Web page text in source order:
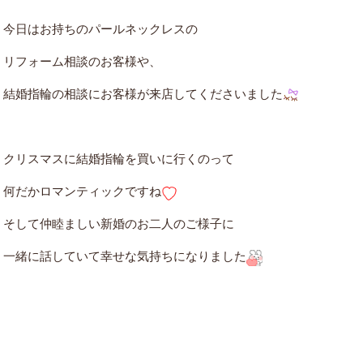
今日はお持ちのパールネックレスの
リフォーム相談のお客様や、
結婚指輪の相談にお客様が来店してくださいました
クリスマスに結婚指輪を買いに行くのって
何だかロマンティックですね
そして仲睦ましい新婚のお二人のご様子に
一緒に話していて幸せな気持ちになりました